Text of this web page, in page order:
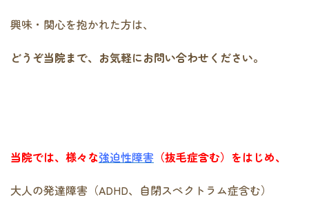
興味・関心を抱かれた方は、
どうぞ当院まで、お気軽にお問い合わせください。
当院では、様々な強迫性障害 （抜毛症含む）をはじめ、
大人の発達障害（ADHD、自閉スペクトラム症含む）